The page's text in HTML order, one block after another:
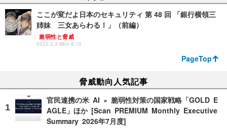
ここが変だよ日本のセキュリティ 第 48 回 「銀行横領三
姉妹 三女あらわる！」（前編）
脆弱性と脅威
2025.3.3 Mon 8:10
PageTop
脅威動向人気記事
官民連携の米 AI × 脆弱性対策の国家戦略「GOLD E
AGLE」ほか [Scan PREMIUM Monthly Executive
Summary 2026年7月度]